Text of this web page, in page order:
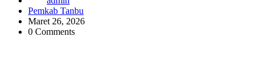
Pemkab Tanbu
Maret 26, 2026
0 Comments